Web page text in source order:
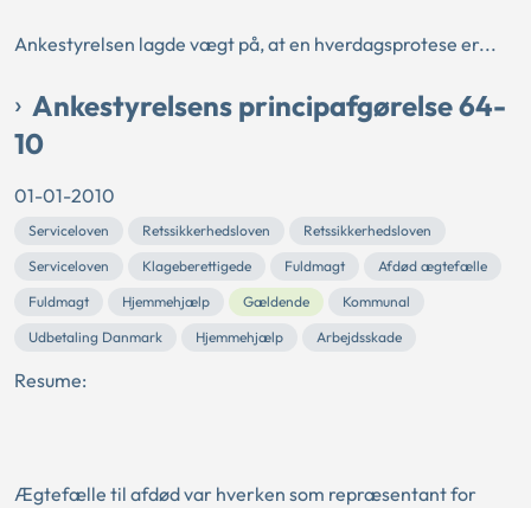
Ankestyrelsen lagde vægt på, at en hverdagsprotese er...
Ankestyrelsens principafgørelse 64-
10
01-01-2010
Serviceloven Retssikkerhedsloven
Retssikkerhedsloven
Serviceloven
Klageberettigede Fuldmagt
Afdød ægtefælle
Fuldmagt
Hjemmehjælp Gældende
Kommunal
Udbetaling Danmark
Hjemmehjælp Arbejdsskade
Resume:
Ægtefælle til afdød var hverken som repræsentant for